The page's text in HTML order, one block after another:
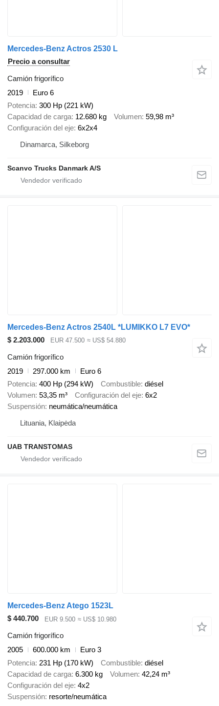
Mercedes-Benz Actros 2530 L
Precio a consultar
Camión frigorífico
2019
Euro 6
Potencia 300 Hp (221 kW)
Capacidad de carga 12.680 kg Volumen 59,98 m³
Configuración del eje 6x2x4
Dinamarca, Silkeborg
Scanvo Trucks Danmark A/S
Mercedes-Benz Actros 2540L *LUMIKKO L7 EVO*
$ 2.203.000
EUR 47.500 ≈ US$ 54.880
Camión frigorífico
2019
297.000 km
Euro 6
Potencia 400 Hp (294 kW) Combustible diésel
Volumen 53,35 m³ Configuración del eje 6x2
Suspensión neumática/neumática
Lituania, Klaipėda
UAB TRANSTOMAS
Mercedes-Benz Atego 1523L
$ 440.700
EUR 9.500 ≈ US$ 10.980
Camión frigorífico
2005
600.000 km
Euro 3
Potencia 231 Hp (170 kW) Combustible diésel
Capacidad de carga 6.300 kg Volumen 42,24 m³
Configuración del eje 4x2
Suspensión resorte/neumática